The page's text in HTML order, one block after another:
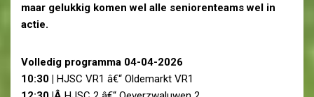
maar gelukkig komen wel alle seniorenteams wel in
actie.
Volledig programma 04-04-2026
10:30 | HJSC VR1 â€“ Oldemarkt VR1